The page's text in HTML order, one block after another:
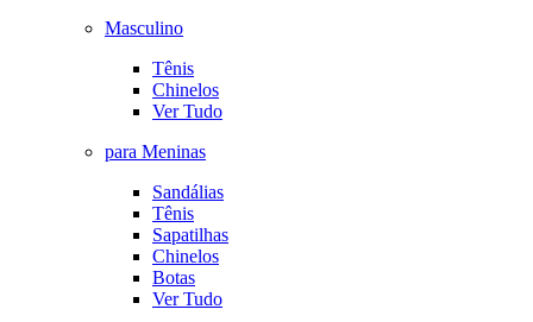
Masculino
Tênis
Chinelos
Ver Tudo
para Meninas
Sandálias
Tênis
Sapatilhas
Chinelos
Botas
Ver Tudo